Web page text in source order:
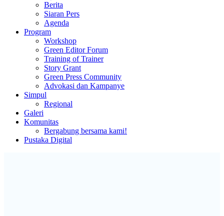
navigation
Berita
Siaran Pers
Agenda
Program
Workshop
Green Editor Forum
Training of Trainer
Story Grant
Green Press Community
Advokasi dan Kampanye
Simpul
Regional
Galeri
Komunitas
Bergabung bersama kami!
Pustaka Digital